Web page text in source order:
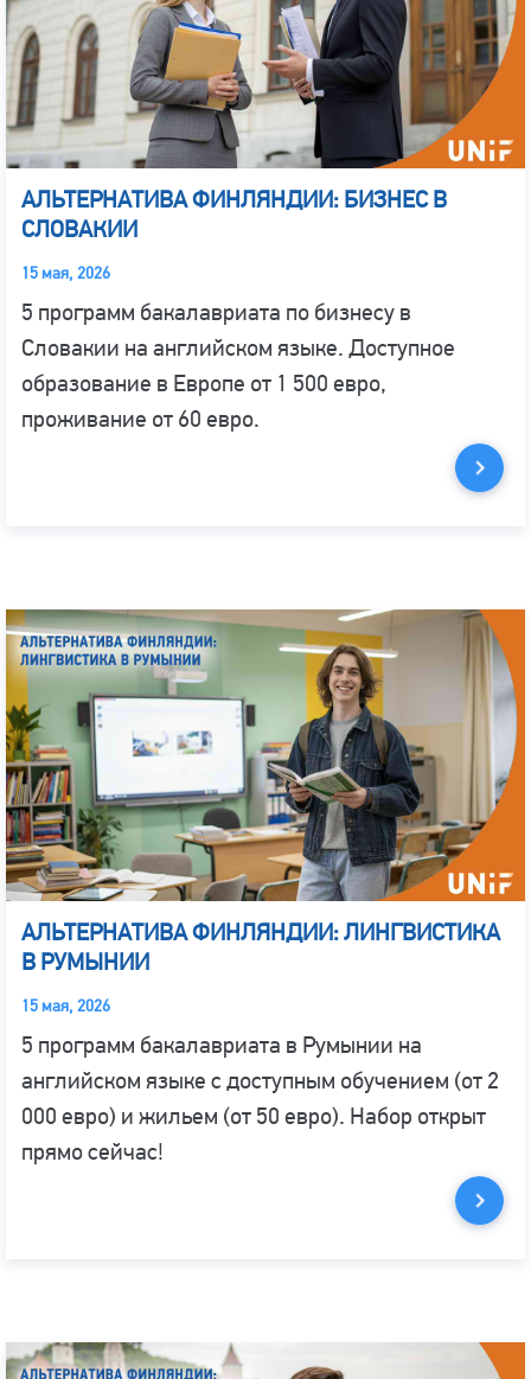
АЛЬТЕРНАТИВА ФИНЛЯНДИИ: БИЗНЕС В
СЛОВАКИИ
15 мая, 2026
5 программ бакалавриата по бизнесу в
Словакии на английском языке. Доступное
образование в Европе от 1 500 евро,
проживание от 60 евро.
АЛЬТЕРНАТИВА ФИНЛЯНДИИ: ЛИНГВИСТИКА
В РУМЫНИИ
15 мая, 2026
5 программ бакалавриата в Румынии на
английском языке с доступным обучением (от 2
000 евро) и жильем (от 50 евро). Набор открыт
прямо сейчас!